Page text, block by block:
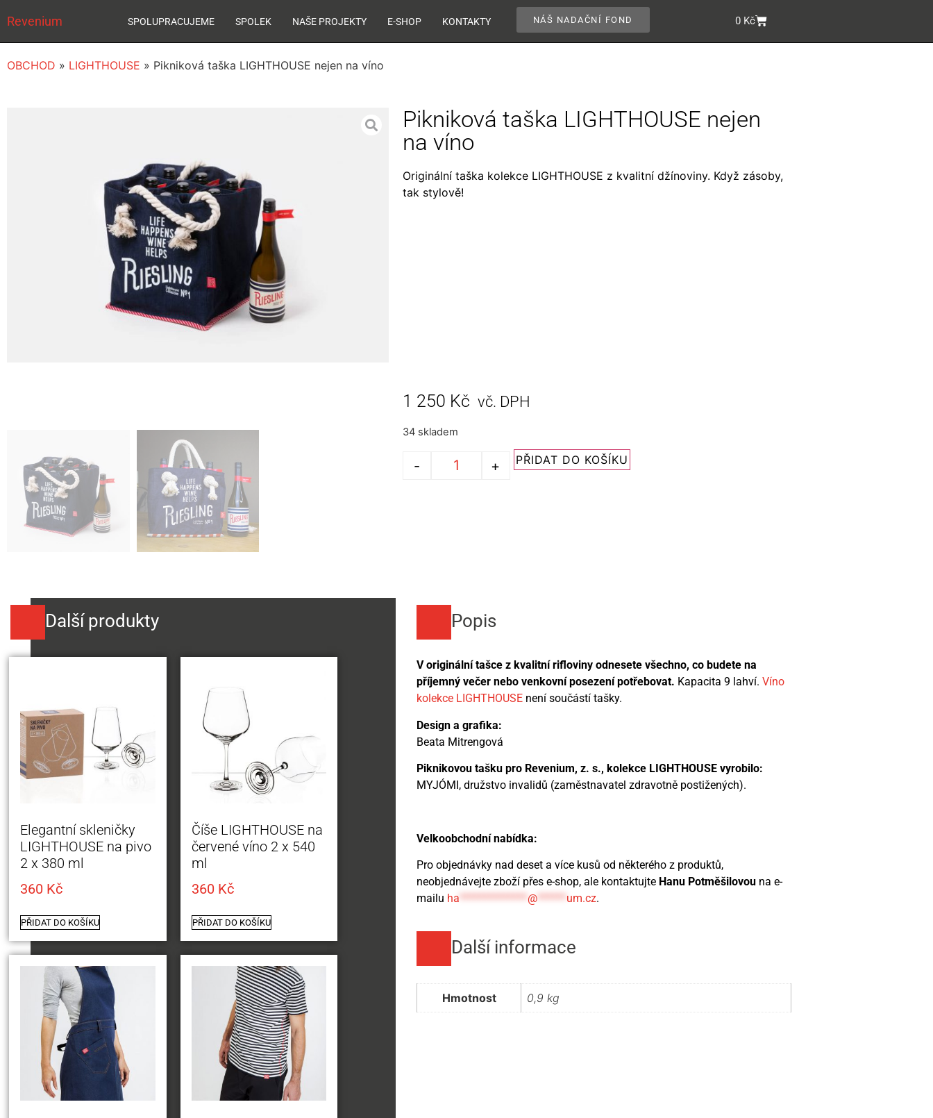
Revenium SPOLUPRACUJEME SPOLEK NAŠE PROJEKTY E-SHOP KONTAKTY NÁŠ NADAČNÍ FOND 0 Kč
OBCHOD » LIGHTHOUSE » Pikniková taška LIGHTHOUSE nejen na víno
Pikniková taška LIGHTHOUSE nejen
na víno
Originální taška kolekce LIGHTHOUSE z kvalitní džínoviny. Když zásoby,
tak stylově!
1 250 Kč vč. DPH
34 skladem
- + PŘIDAT DO KOŠÍKU
Další produkty
Elegantní skleničky
LIGHTHOUSE na pivo
2 x 380 ml
360 Kč
PŘIDAT DO KOŠÍKU
Číše LIGHTHOUSE na
červené víno 2 x 540
ml
360 Kč
PŘIDAT DO KOŠÍKU
Popis
V originální tašce z kvalitní rifloviny odnesete všechno, co budete na
příjemný večer nebo venkovní posezení potřebovat. Kapacita 9 lahví. Víno
kolekce LIGHTHOUSE není součástí tašky.
Design a grafika:
Beata Mitrengová
Piknikovou tašku pro Revenium, z. s., kolekce LIGHTHOUSE vyrobilo:
MYJÓMI, družstvo invalidů (zaměstnavatel zdravotně postižených).
Velkoobchodní nabídka:
Pro objednávky nad deset a více kusů od některého z produktů,
neobjednávejte zboží přes e-shop, ale kontaktujte Hanu Potměšilovou na e-
mailu ha ************** @****** um.cz.
Další informace
Hmotnost 0,9 kg